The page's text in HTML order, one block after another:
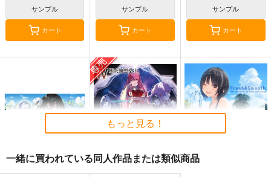
サンプル
カート
サンプル
カート
サンプル
カート
もっと見る！
一緒に買われている同人作品または類似商品